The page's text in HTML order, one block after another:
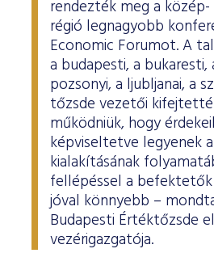
rendezték meg a
régió legnagyobb
Economic Forumot. A
a budapesti, a bukaresti,
pozsonyi, a ljubljanai, a
tőzsde vezetői
működniük, hogy
képviseltetve legyenek
kialakításának
fellépéssel a befektetők
jóval könnyebb –
Budapesti Értéktőzsde
vezérigazgatója.